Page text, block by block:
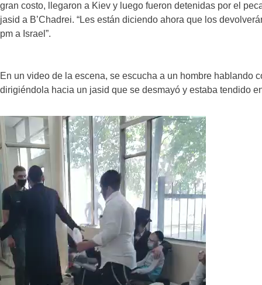
gran costo, llegaron a Kiev y luego fueron detenidas por el
jasid a B’Chadrei. “Les están diciendo ahora que los
pm a Israel”.
En un video de la escena, se escucha a un hombre hablando
dirigiéndola hacia un jasid que se desmayó y estaba tendido